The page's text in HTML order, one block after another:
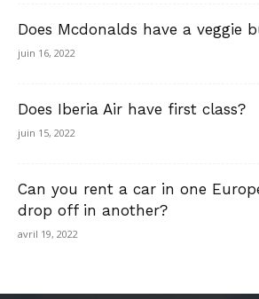
Does Mcdonalds have a veggie
juin 16, 2022
Does Iberia Air have first class?
juin 15, 2022
Can you rent a car in one
drop off in another?
avril 19, 2022